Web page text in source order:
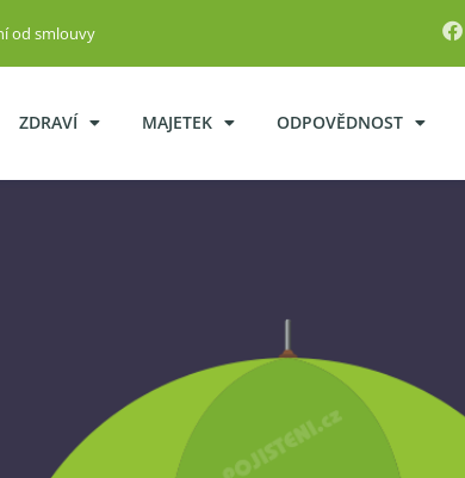
od smlouvy
ZDRAVÍ MAJETEK ODPOVĚDNOST